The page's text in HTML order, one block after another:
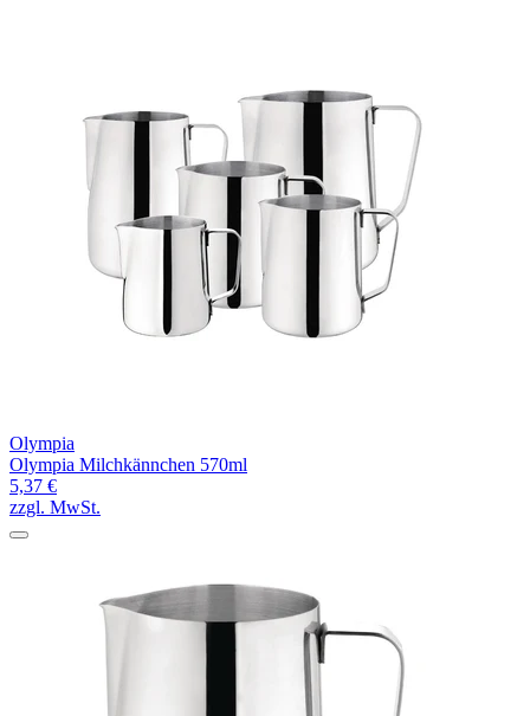
Olympia
Olympia Milchkännchen 570ml
5,37 €
zzgl. MwSt.